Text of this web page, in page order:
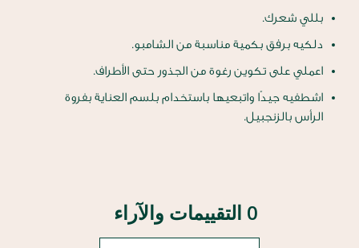
بللي شعرك.
دلكيه برفق بكمية مناسبة من الشامبو.
اعملي على تكوين رغوة من الجذور حتى الأطراف.
اشطفيه جيدًا واتبعيها باستخدام بلسم العناية بفروة
الرأس بالزنجبيل.
0 التقييمات والآراء